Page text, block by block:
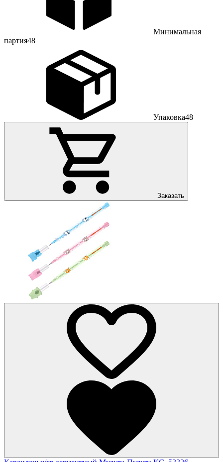
Минимальная
партия48
Упаковка48
Заказать